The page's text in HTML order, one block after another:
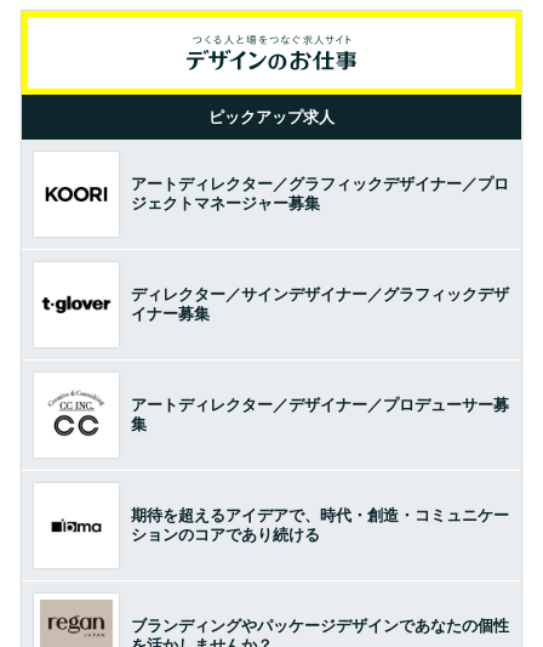
ピックアップ求人
アートディレクター／グラフィックデザイナー／プロ
ジェクトマネージャー募集
ディレクター／サインデザイナー／グラフィックデザ
イナー募集
アートディレクター／デザイナー／プロデューサー募
集
期待を超えるアイデアで、時代・創造・コミュニケー
ションのコアであり続ける
ブランディングやパッケージデザインであなたの個性